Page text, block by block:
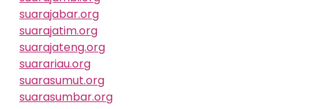
suarajabar.org
suarajatim.org
suarajateng.org
suarariau.org
suarasumut.org
suarasumbar.org